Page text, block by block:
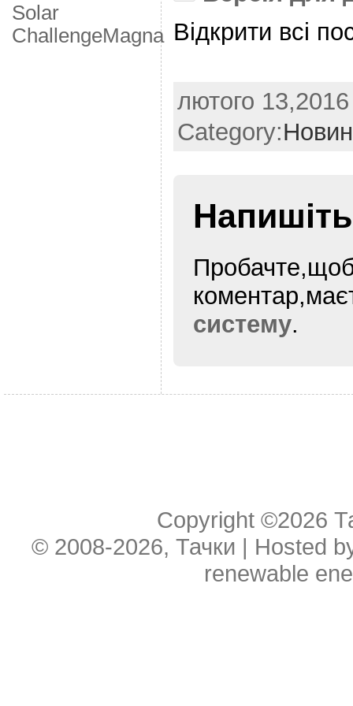
Solar
ChallengeМagna Відкрити всі
лютого
Category:
Напишіть
систему.
Copyright ©2026
© 2008-2026, Тачки | Hosted
renewable